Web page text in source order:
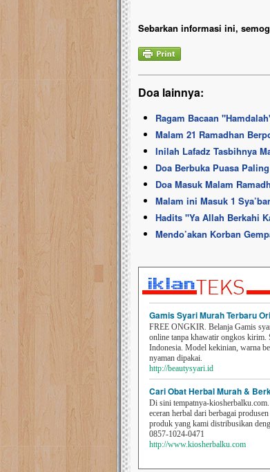
Sebarkan informasi ini,
Doa lainnya:
Ragam Bacaan
Malam 21 Ramadhan
Inilah Lafadz Tasbihnya
Doa Berbuka Puasa
Doa Masuk Malam
Malam ini Masuk 1
Hadits ''Ya Allah Berkahi
Mendo’akan Korban
Gamis Syari Murah Terbaru
FREE ONGKIR. Belanja Gamis
online tanpa khawatir ongkos kirim.
Indonesia. Model kekinian, warna
nyaman dipakai.
http://beautysyari.id
Cari Obat Herbal Murah &
Di sini tempatnya-
eceran herbal dari berbagai
produk yang kami distribusikan
0857-1024-0471
http://www.kiosherbalku.com